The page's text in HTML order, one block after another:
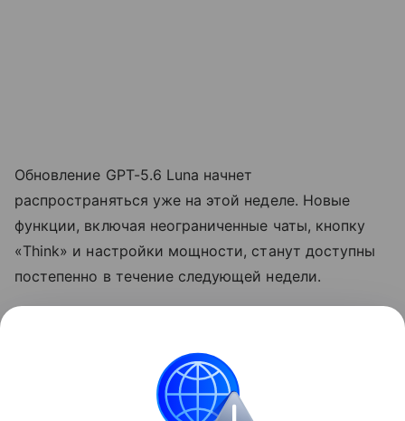
Обновление GPT-5.6 Luna начнет
распространяться уже на этой неделе. Новые
функции, включая неограниченные чаты, кнопку
«Think» и настройки мощности, станут доступны
постепенно в течение следующей недели.
колонку размером с хоккейную шайбу.